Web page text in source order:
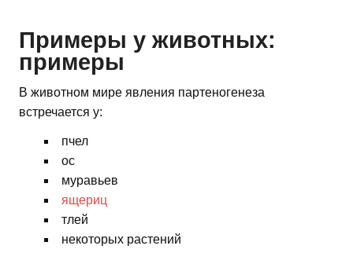
Примеры у животных:
примеры
В животном мире явления партеногенеза
встречается у:
пчел
ос
муравьев
ящериц
тлей
некоторых растений